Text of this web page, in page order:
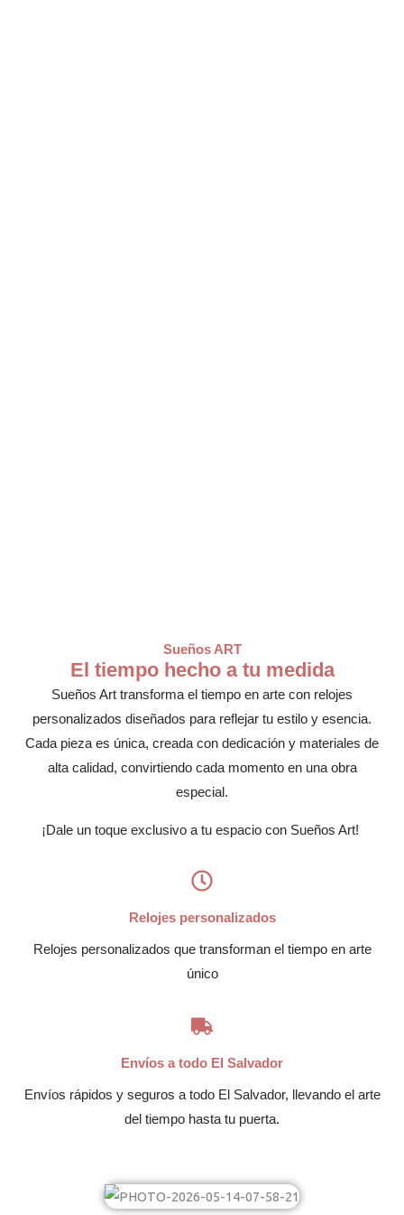
Sueños ART
El tiempo hecho a tu medida
Sueños Art transforma el tiempo en arte con relojes
personalizados diseñados para reflejar tu estilo y esencia.
Cada pieza es única, creada con dedicación y materiales de
alta calidad, convirtiendo cada momento en una obra
especial.
¡Dale un toque exclusivo a tu espacio con Sueños Art!
Relojes personalizados
Relojes personalizados que transforman el tiempo en arte
único
Envíos a todo El Salvador
Envíos rápidos y seguros a todo El Salvador, llevando el arte
del tiempo hasta tu puerta.